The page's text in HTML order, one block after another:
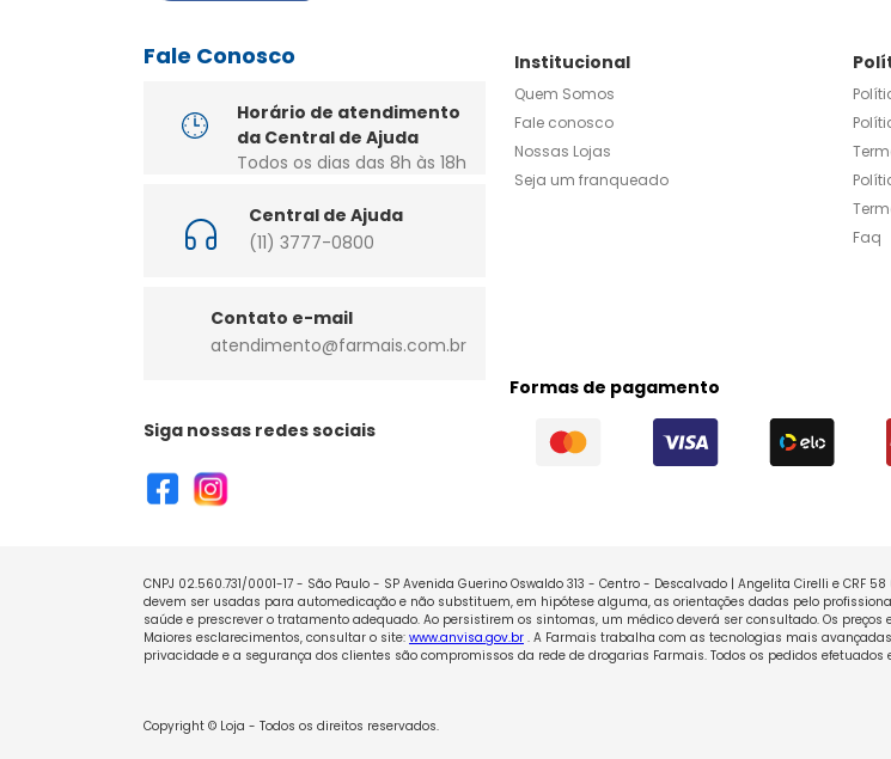
Fale Conosco
Horário de atendimento
da Central de Ajuda
Todos os dias das 8h às 18h
Central de Ajuda
(11) 3777-0800
Contato e-mail
atendimento@farmais.com.br
Siga nossas redes sociais
Institucional
Quem Somos
Fale conosco
Nossas Lojas
Seja um franqueado
Faq
Formas de pagamento
CNPJ 02.560.731/0001-17 - São Paulo - SP Avenida Guerino Oswaldo 313 - Centro - Descalvado | Angelita Cirelli e
devem ser usadas para automedicação e não substituem, em hipótese alguma, as orientações dadas pelo
saúde e prescrever o tratamento adequado. Ao persistirem os sintomas, um médico deverá ser consultado. Os
Maiores esclarecimentos, consultar o site: www.anvisa.gov.br . A Farmais trabalha com as tecnologias mais
privacidade e a segurança dos clientes são compromissos da rede de drogarias Farmais. Todos os pedidos
Copyright © Loja - Todos os direitos reservados.